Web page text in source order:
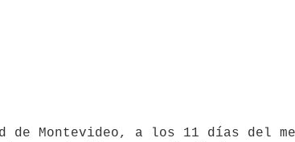
de Montevideo, a los 11 días del